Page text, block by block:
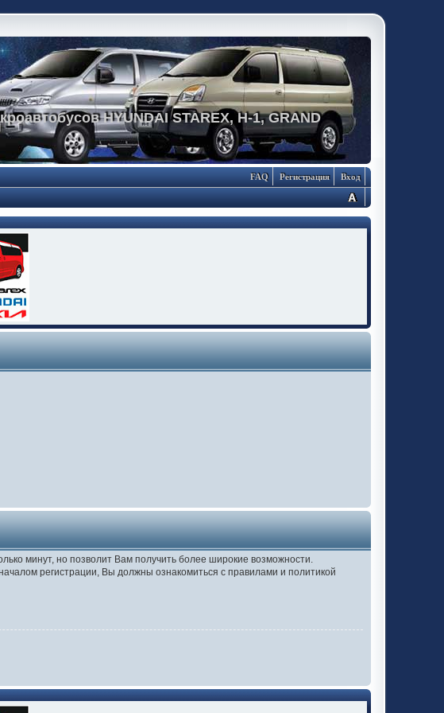
HYUNDAI STAREX, H-1, GRAND
Вход
Регистрация
FAQ
минут, но позволит Вам получить более широкие возможности.
регистрации, Вы должны ознакомиться с правилами и политикой